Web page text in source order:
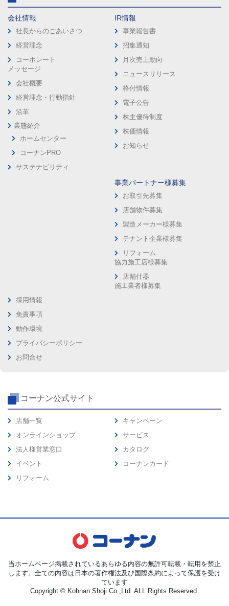
会社情報
社長からのごあいさつ
経営理念
コーポレート
メッセージ
会社概要
経営理念・行動指針
沿革
業態紹介
ホームセンター
コーナンPRO
サステナビリティ
IR情報
事業報告書
招集通知
月次売上動向
ニュースリリース
格付情報
電子公告
株主優待制度
株価情報
お知らせ
事業パートナー様募集
お取引先募集
店舗物件募集
製造メーカー様募集
テナント企業様募集
リフォーム
協力施工店様募集
店舗什器
施工業者様募集
採用情報
免責事項
動作環境
プライバシーポリシー
お問合せ
コーナン公式サイト
店舗一覧
オンラインショップ
法人様営業窓口
イベント
リフォーム
キャンペーン
サービス
カタログ
コーナンカード
当ホームページ掲載されているあらゆる内容の無許可転載・転用を禁止
します。全ての内容は日本の著作権法及び国際条約によって保護を受け
ています
Copyright © Kohnan Shoji Co.,Ltd. ALL Rights Reserved.